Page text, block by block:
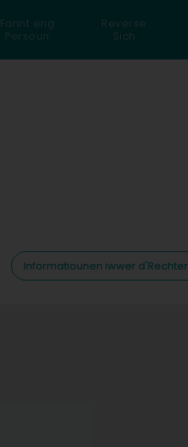
Fannt eng
Persoun
Reverse
Sich
Informatiounen iwwer d'Rechter